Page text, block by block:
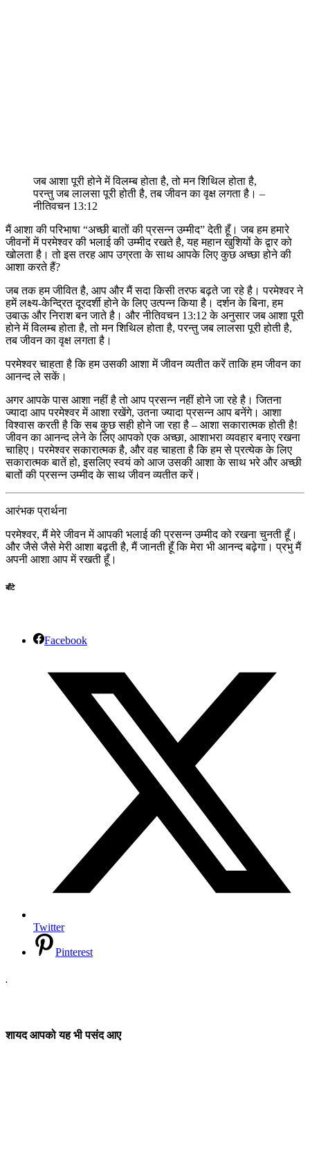
जब आशा पूरी होने में विलम्ब होता है, तो मन शिथिल होता है,
परन्तु जब लालसा पूरी होती है, तब जीवन का वृक्ष लगता है। –
नीतिवचन 13:12
मैं आशा की परिभाषा “अच्छी बातों की प्रसन्न उम्मीद” देती हूँ। जब हम हमारे
जीवनों में परमेश्वर की भलाई की उम्मीद रखते है, यह महान खुशियों के द्वार को
खोलता है। तो इस तरह आप उग्रता के साथ आपके लिए कुछ अच्छा होने की
आशा करते हैं?
जब तक हम जीवित है, आप और मैं सदा किसी तरफ बढ़ते जा रहे है। परमेश्वर ने
हमें लक्ष्य-केन्द्रित दूरदर्शी होने के लिए उत्पन्न किया है। दर्शन के बिना, हम
उबाऊ और निराश बन जाते है। और नीतिवचन 13:12 के अनुसार जब आशा पूरी
होने में विलम्ब होता है, तो मन शिथिल होता है, परन्तु जब लालसा पूरी होती है,
तब जीवन का वृक्ष लगता है।
परमेश्वर चाहता है कि हम उसकी आशा में जीवन व्यतीत करें ताकि हम जीवन का
आनन्द ले सकें।
अगर आपके पास आशा नहीं है तो आप प्रसन्न नहीं होने जा रहे है। जितना
ज्यादा आप परमेश्वर में आशा रखेंगे, उतना ज्यादा प्रसन्न आप बनेंगे। आशा
विश्वास करती है कि सब कुछ सही होने जा रहा है – आशा सकारात्मक होती है!
जीवन का आनन्द लेने के लिए आपको एक अच्छा, आशाभरा व्यवहार बनाए रखना
चाहिए। परमेश्वर सकारात्मक है, और वह चाहता है कि हम से प्रत्येक के लिए
सकारात्मक बातें हो, इसलिए स्वयं को आज उसकी आशा के साथ भरे और अच्छी
बातों की प्रसन्न उम्मीद के साथ जीवन व्यतीत करें।
आरंभक प्रार्थना
परमेश्वर, मैं मेरे जीवन में आपकी भलाई की प्रसन्न उम्मीद को रखना चुनती हूँ।
और जैसे जैसे मेरी आशा बढ़ती है, मैं जानती हूँ कि मेरा भी आनन्द बढ़ेगा। प्रभु मैं
अपनी आशा आप में रखती हूँ।
बाँटे
Facebook
Twitter
Pinterest
.
शायद आपको यह भी पसंद आए